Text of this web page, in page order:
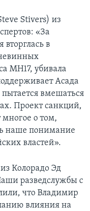
Stivers) из
«За
вторглась в
MH17, убивала
Асада
вмешаться
Проект санкций,
о том,
наше понимание
властей».
Колорадо Эд
разведслужбы с
что Владимир
влияния на